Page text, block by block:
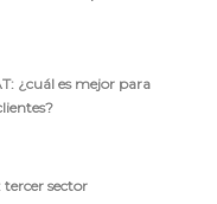
¿cuál es mejor para
tercer sector